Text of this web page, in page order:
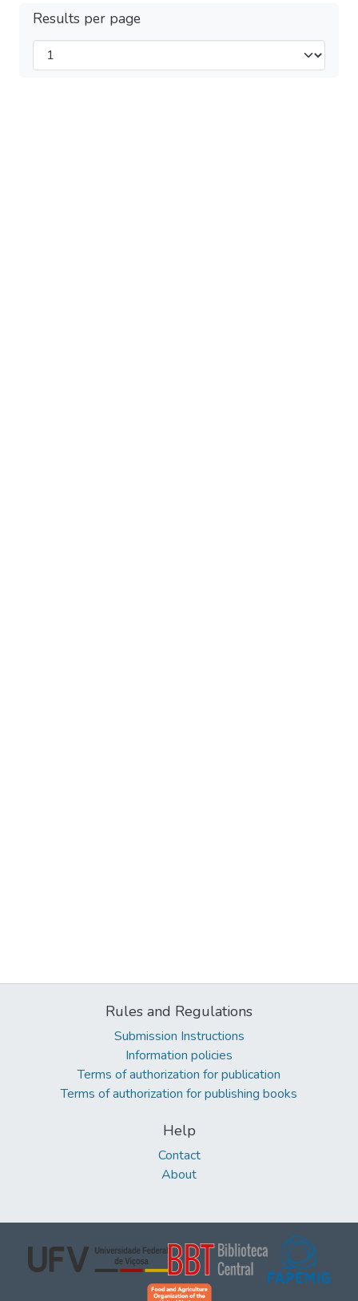
Results per page
Rules and Regulations
Submission Instructions
Information policies
Terms of authorization for publication
Terms of authorization for publishing books
Help
Contact
About